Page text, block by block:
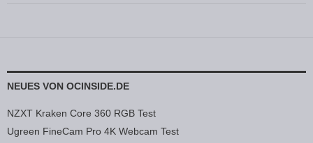
NEUES VON OCINSIDE.DE
NZXT Kraken Core 360 RGB Test
Ugreen FineCam Pro 4K Webcam Test